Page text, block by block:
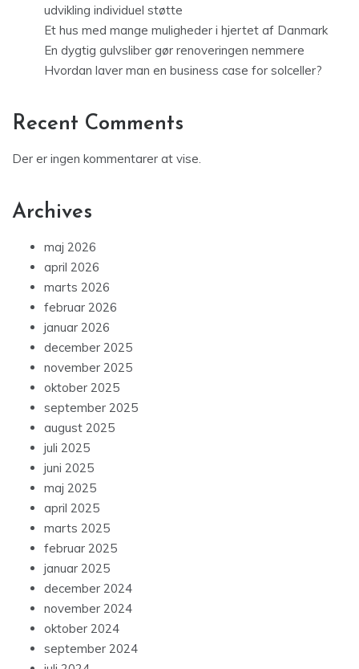
udvikling individuel støtte
Et hus med mange muligheder i hjertet af Danmark
En dygtig gulvsliber gør renoveringen nemmere
Hvordan laver man en business case for solceller?
Recent Comments
Der er ingen kommentarer at vise.
Archives
maj 2026
april 2026
marts 2026
februar 2026
januar 2026
december 2025
november 2025
oktober 2025
september 2025
august 2025
juli 2025
juni 2025
maj 2025
april 2025
marts 2025
februar 2025
januar 2025
december 2024
november 2024
oktober 2024
september 2024